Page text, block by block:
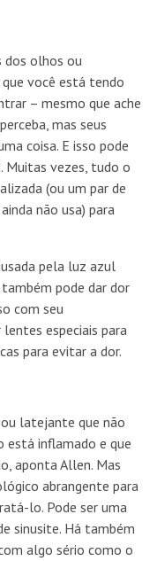
dos olhos ou
você está tendo
– mesmo que ache
mas seus
coisa. E isso pode
Muitas vezes, tudo o
(ou um par de
não usa) para
pela luz azul
pode dar dor
com seu
especiais para
para evitar a dor.
latejante que não
está inflamado e que
aponta Allen. Mas
abrangente para
lo. Pode ser uma
sinusite. Há também
algo sério como o